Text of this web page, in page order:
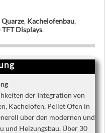
Quarze, Kachelofenbau,
Displays,
der Integration von
Kachelofen, Pellet Ofen in
über den modernen und
und Heizungsbau. Über 30